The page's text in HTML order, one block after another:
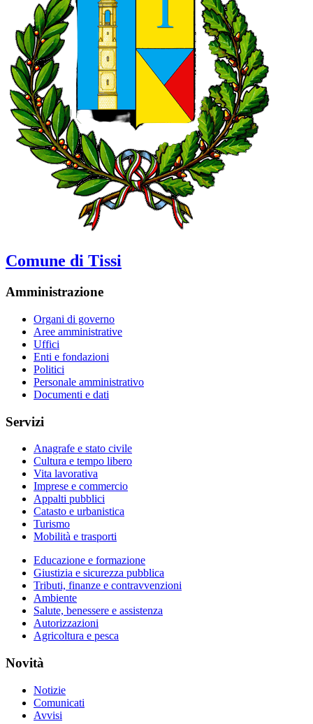
Comune di Tissi
Amministrazione
Organi di governo
Aree amministrative
Uffici
Enti e fondazioni
Politici
Personale amministrativo
Documenti e dati
Servizi
Anagrafe e stato civile
Cultura e tempo libero
Vita lavorativa
Imprese e commercio
Appalti pubblici
Catasto e urbanistica
Turismo
Mobilità e trasporti
Educazione e formazione
Giustizia e sicurezza pubblica
Tributi, finanze e contravvenzioni
Ambiente
Salute, benessere e assistenza
Autorizzazioni
Agricoltura e pesca
Novità
Notizie
Comunicati
Avvisi